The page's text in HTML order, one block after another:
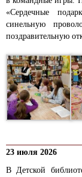
«Сердечные
синельную
поздравительную
23 июля 2026
В Детской